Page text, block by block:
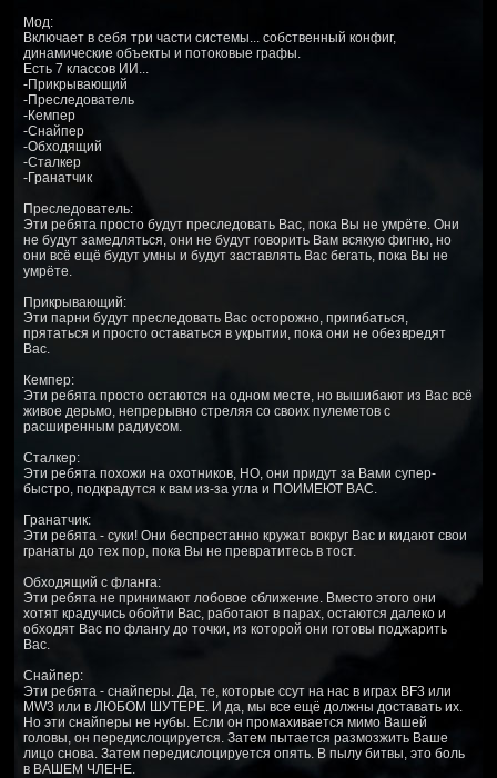
Мод:
Включает в себя три части системы... собственный конфиг,
динамические объекты и потоковые графы.
Есть 7 классов ИИ...
-Прикрывающий
-Преследователь
-Кемпер
-Снайпер
-Обходящий
-Сталкер
-Гранатчик
Преследователь:
Эти ребята просто будут преследовать Вас, пока Вы не умрёте. Они
не будут замедляться, они не будут говорить Вам всякую фигню, но
они всё ещё будут умны и будут заставлять Вас бегать, пока Вы не
умрёте.
Прикрывающий:
Эти парни будут преследовать Вас осторожно, пригибаться,
прятаться и просто оставаться в укрытии, пока они не обезвредят
Вас.
Кемпер:
Эти ребята просто остаются на одном месте, но вышибают из Вас всё
живое дерьмо, непрерывно стреляя со своих пулеметов с
расширенным радиусом.
Сталкер:
Эти ребята похожи на охотников, НО, они придут за Вами супер-
быстро, подкрадутся к вам из-за угла и ПОИМЕЮТ ВАС.
Гранатчик:
Эти ребята - суки! Они беспрестанно кружат вокруг Вас и кидают свои
гранаты до тех пор, пока Вы не превратитесь в тост.
Обходящий с фланга:
Эти ребята не принимают лобовое сближение. Вместо этого они
хотят крадучись обойти Вас, работают в парах, остаются далеко и
обходят Вас по флангу до точки, из которой они готовы поджарить
Вас.
Снайпер:
Эти ребята - снайперы. Да, те, которые ссут на нас в играх BF3 или
MW3 или в ЛЮБОМ ШУТЕРЕ. И да, мы все ещё должны доставать их.
Но эти снайперы не нубы. Если он промахивается мимо Вашей
головы, он передислоцируется. Затем пытается размозжить Ваше
лицо снова. Затем передислоцируется опять. В пылу битвы, это боль
в ВАШЕМ ЧЛЕНЕ.